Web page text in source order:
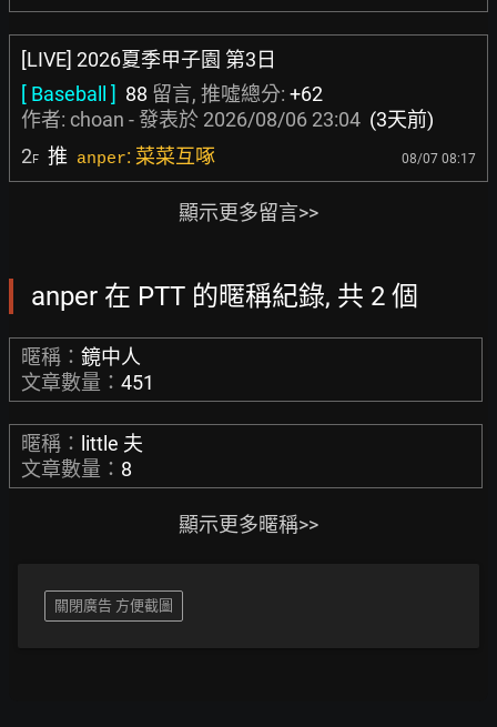
[LIVE] 2026夏季甲子園 第3日
[ Baseball ] 88 留言, 推噓總分: +62
作者: choan - 發表於 2026/08/06 23:04 (3天前)
2F 推 anper: 菜菜互啄 08/07 08:17
顯示更多留言>>
anper 在 PTT 的暱稱紀錄, 共 2 個
暱稱： 鏡中人
文章數量： 451
暱稱： little 夫
文章數量： 8
顯示更多暱稱>>
關閉廣告 方便截圖